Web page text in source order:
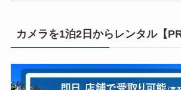
カメラを1泊2日からレンタル【PR